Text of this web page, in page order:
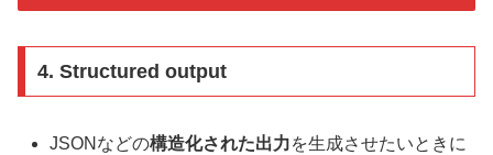
4. Structured output
JSONなどの構造化された出力を生成させたいときに